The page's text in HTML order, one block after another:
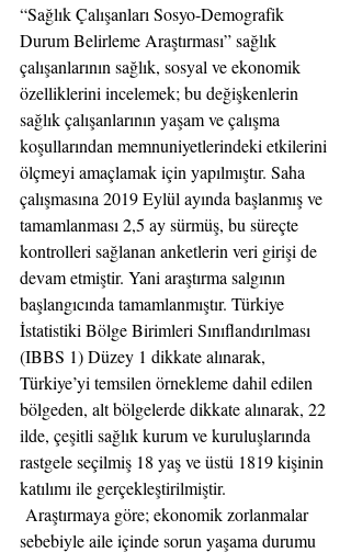
“Sağlık Çalışanları Sosyo-Demografik
Durum Belirleme Araştırması” sağlık
çalışanlarının sağlık, sosyal ve ekonomik
özelliklerini incelemek; bu değişkenlerin
sağlık çalışanlarının yaşam ve çalışma
koşullarından memnuniyetlerindeki etkilerini
ölçmeyi amaçlamak için yapılmıştır. Saha
çalışmasına 2019 Eylül ayında başlanmış ve
tamamlanması 2,5 ay sürmüş, bu süreçte
kontrolleri sağlanan anketlerin veri girişi de
devam etmiştir. Yani araştırma salgının
başlangıcında tamamlanmıştır. Türkiye
İstatistiki Bölge Birimleri Sınıflandırılması
(IBBS 1) Düzey 1 dikkate alınarak,
Türkiye’yi temsilen örnekleme dahil edilen
bölgeden, alt bölgelerde dikkate alınarak, 22
ilde, çeşitli sağlık kurum ve kuruluşlarında
rastgele seçilmiş 18 yaş ve üstü 1819 kişinin
katılımı ile gerçekleştirilmiştir.
Araştırmaya göre; ekonomik zorlanmalar
sebebiyle aile içinde sorun yaşama durumu